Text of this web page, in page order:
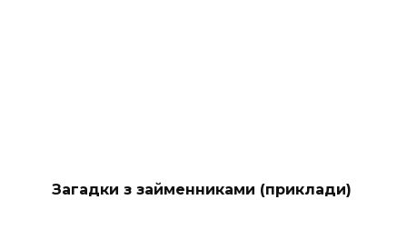
Загадки з займенниками (приклади)